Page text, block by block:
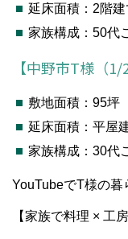
延床面積：2階
家族構成：50代
【中野市T様（1/
敷地面積：95坪
延床面積：平屋
家族構成：30代
YouTubeでT様の暮
【家族で料理 × 工